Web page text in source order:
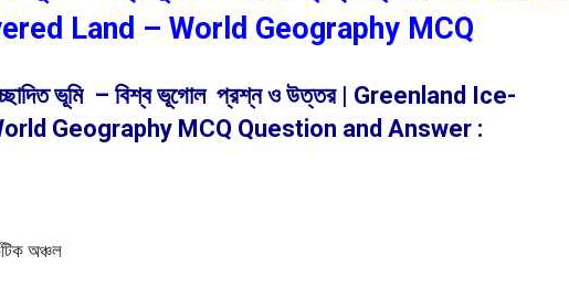
Land – World Geography MCQ
ভূমি – বিশ্ব ভূগোল প্রশ্ন ও উত্তর | Greenland Ice-
Geography MCQ Question and Answer :
অঞ্চল